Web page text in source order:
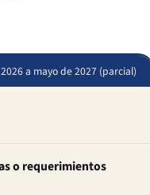
a mayo de 2027 (parcial)
o requerimientos